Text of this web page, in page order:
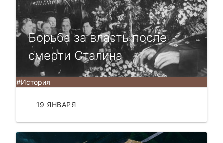
Борьба за власть после
смерти Сталина
#История
19 ЯНВАРЯ